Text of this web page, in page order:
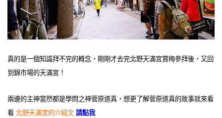
真的是一個知識拜不完的概念，剛剛才去完北野天滿宮賞梅參拜後，又回
到錦市場的天滿宮！
兩邊的主神當然都是學問之神菅原道真，想更了解菅原道真的故事就來看
看 北野天滿宮的介紹文 請點我